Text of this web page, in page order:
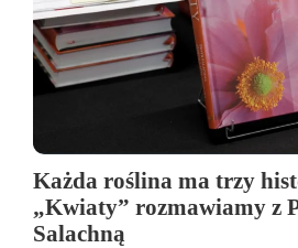
Każda roślina ma trzy
„Kwiaty” rozmawiamy z
Salachną